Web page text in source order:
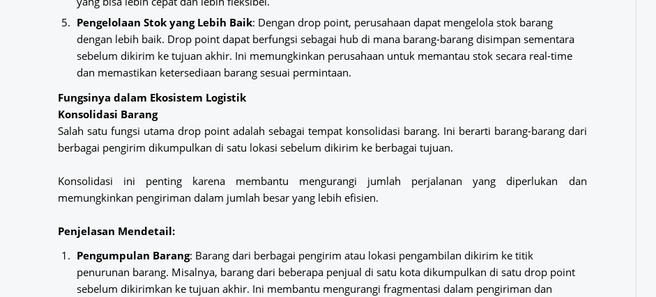
Pengelolaan Stok yang Lebih Baik: Dengan drop point, perusahaan dapat mengelola stok barang
dengan lebih baik. Drop point dapat berfungsi sebagai hub di mana barang-barang disimpan sementara
sebelum dikirim ke tujuan akhir. Ini memungkinkan perusahaan untuk memantau stok secara real-time
dan memastikan ketersediaan barang sesuai permintaan.
Fungsinya dalam Ekosistem Logistik
Konsolidasi Barang
Salah satu fungsi utama drop point adalah sebagai tempat konsolidasi barang. Ini berarti barang-barang dari
berbagai pengirim dikumpulkan di satu lokasi sebelum dikirim ke berbagai tujuan.
Konsolidasi ini penting karena membantu mengurangi jumlah perjalanan yang diperlukan dan
memungkinkan pengiriman dalam jumlah besar yang lebih efisien.
Penjelasan Mendetail:
Pengumpulan Barang: Barang dari berbagai pengirim atau lokasi pengambilan dikirim ke titik
penurunan barang. Misalnya, barang dari beberapa penjual di satu kota dikumpulkan di satu drop point
sebelum dikirimkan ke tujuan akhir. Ini membantu mengurangi fragmentasi dalam pengiriman dan